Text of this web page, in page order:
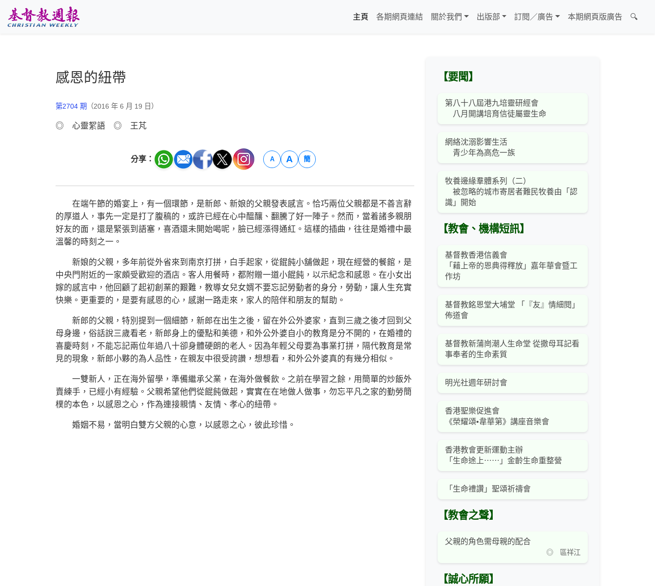
主頁
各期網頁連結 關於我們 出版部 訂閱／廣告 本期網頁版廣告 🔍
感恩的紐帶
第2704 期 （2016 年 6 月 19 日）
◎ 心靈絮語 ◎ 王芃
分享： A A 簡
在端午節的婚宴上，有一個環節，是新郎、新娘的父親發表感言。恰巧兩位父親都是不善言辭
的厚道人，事先一定是打了腹稿的，或許已經在心中醞釀、翻騰了好一陣子。然而，當着諸多親朋
好友的面，還是緊張到語塞，喜酒還未開始喝呢，臉已經漲得通紅。這樣的插曲，往往是婚禮中最
溫馨的時刻之一。
新娘的父親，多年前從外省來到南京打拼，白手起家，從餛飩小舖做起，現在經營的餐館，是
中央門附近的一家頗受歡迎的酒店。客人用餐時，都附贈一道小餛飩，以示紀念和感恩。在小女出
嫁的感言中，他回顧了起初創業的艱難，教導女兒女婿不要忘記勞動者的身分，勞動，讓人生充實
快樂。更重要的，是要有感恩的心，感謝一路走來，家人的陪伴和朋友的幫助。
新郎的父親，特別提到一個細節，新郎在出生之後，留在外公外婆家，直到三歲之後才回到父
母身邊，俗話說三歲看老，新郎身上的優點和美德，和外公外婆自小的教育是分不開的，在婚禮的
喜慶時刻，不能忘記兩位年過八十卻身體硬朗的老人。因為年輕父母要為事業打拼，隔代教育是常
見的現象，新郎小夥的為人品性，在親友中很受誇讚，想想看，和外公外婆真的有幾分相似。
一雙新人，正在海外留學，準備繼承父業，在海外做餐飲。之前在學習之餘，用簡單的炒飯外
賣練手，已經小有經驗。父親希望他們從餛飩做起，實實在在地做人做事，勿忘平凡之家的勤勞簡
樸的本色，以感恩之心，作為連接親情、友情、孝心的紐帶。
婚姻不易，當明白雙方父親的心意，以感恩之心，彼此珍惜。
【要聞】
第八十八屆港九培靈研經會
八月開講培育信徒屬靈生命
網絡沈溺影響生活
青少年為高危一族
牧養邊緣羣體系列（二）
被忽略的城市寄居者難民牧養由「認
識」開始
【教會、機構短訊】
基督教香港信義會
「藉上帝的恩典得釋放」嘉年華會暨工
作坊
基督教銘恩堂大埔堂 「『友』情細閱」
佈道會
基督教新蒲崗潮人生命堂 從撒母耳記看
事奉者的生命素質
明光社週年研討會
香港聖樂促進會
《榮耀頌•韋華第》講座音樂會
香港教會更新運動主辦
「生命途上⋯⋯」金齡生命重整營
「生命禮讚」聖頌祈禱會
【教會之聲】
父親的角色需母親的配合
◎ 區祥江
【誠心所願】